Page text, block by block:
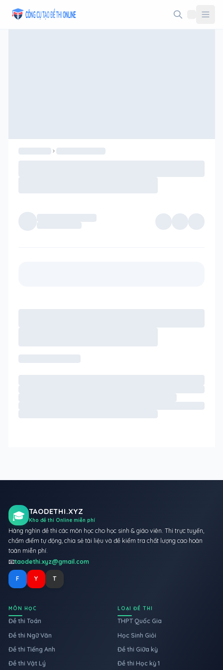
🎓 TAODETHI.XYZ
Kho đề thi Online miễn phí
Hàng nghìn đề thi các môn học cho học sinh & giáo viên. Thi trực tuyến,
chấm điểm tự động, chia sẻ tài liệu và đề kiểm tra chất lượng cao hoàn
toàn miễn phí.
📧taodethi.xyz@gmail.com
F Y T
MÔN HỌC
Đề thi Toán
Đề thi Ngữ Văn
Đề thi Tiếng Anh
Đề thi Vật Lý
LOẠI ĐỀ THI
THPT Quốc Gia
Học Sinh Giỏi
Đề thi Giữa kỳ
Đề thi Học kỳ 1